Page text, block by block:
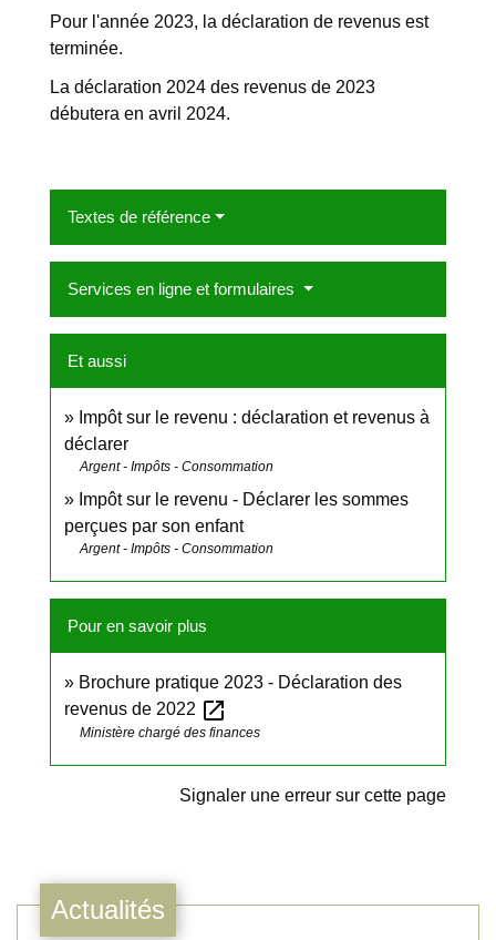
Pour l'année 2023, la déclaration de revenus est
terminée.
La déclaration 2024 des revenus de 2023
débutera en avril 2024.
Textes de référence
Services en ligne et formulaires
Et aussi
Impôt sur le revenu : déclaration et revenus à
déclarer
Argent - Impôts - Consommation
Impôt sur le revenu - Déclarer les sommes
perçues par son enfant
Argent - Impôts - Consommation
Pour en savoir plus
Brochure pratique 2023 - Déclaration des
revenus de 2022 open_in_new
Ministère chargé des finances
Signaler une erreur sur cette page
Actualités